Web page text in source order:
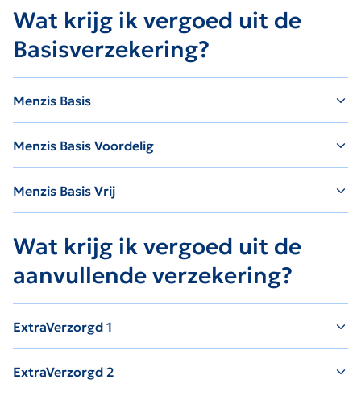
Wat krijg ik vergoed uit de
Basisverzekering?
Menzis Basis
Menzis Basis Voordelig
Menzis Basis Vrij
Wat krijg ik vergoed uit de
aanvullende verzekering?
ExtraVerzorgd 1
ExtraVerzorgd 2